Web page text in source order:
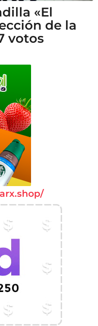
«El
de la
votos